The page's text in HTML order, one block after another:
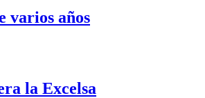
varios años
la Excelsa